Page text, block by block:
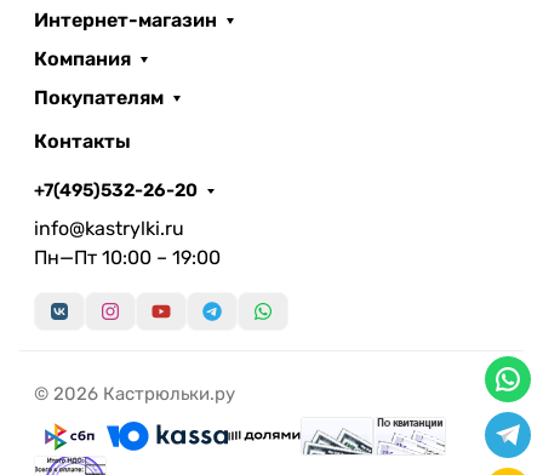
Интернет-магазин
Компания
Покупателям
Контакты
+7(495)532-26-20
info@kastrylki.ru
Пн—Пт 10:00 – 19:00
© 2026 Кастрюльки.ру